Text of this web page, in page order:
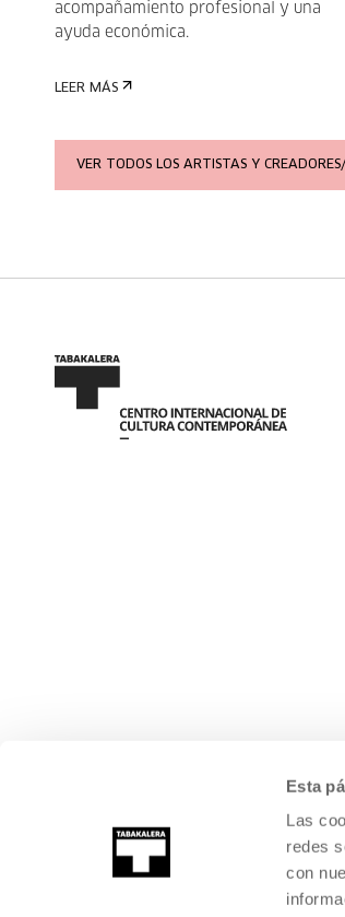
Esta
Las
redes
con
acompañamiento profesional y una
ayuda económica.
LEER MÁS
VER TODOS LOS ARTISTAS Y